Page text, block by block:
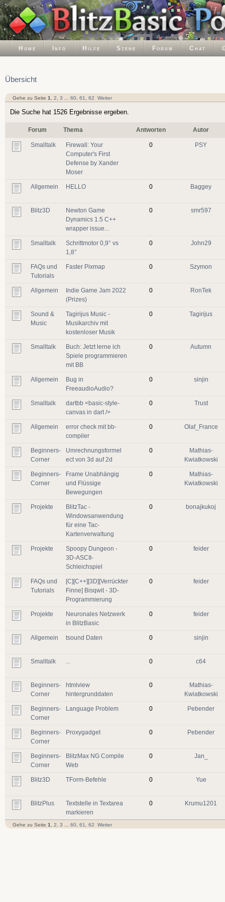
Home Info Hilfe Szene Forum Chat
Übersicht
Gehe zu Seite 1 2 3 60 61 62 Weiter
Die Suche hat 1526 Ergebnisse ergeben.
Forum Thema Antworten Autor
Smalltalk
Firewall: Your
Computer's First
Defense by Xander
Moser
0 PSY
Allgemein HELLO 0 Baggey
Blitz3D
Newton Game
Dynamics 1.5 C++
wrapper issue...
0 smr597
Smalltalk
Schrittmotor 0,9° vs
1,8°
0 John29
FAQs und
Tutorials
Faster Pixmap 0 Szymon
Allgemein
Indie Game Jam 2022
(Prizes)
0 RonTek
Sound &
Music
Tagirijus Music -
Musikarchiv mit
kostenloser Musik
0 Tagirijus
Smalltalk
Buch: Jetzt lerne ich
Spiele programmieren
mit BB
0 Autumn
Allgemein
Bug in
FreeaudioAudio?
0 sinjin
Smalltalk
dartbb <basic-style-
canvas in dart />
0 Trust
Allgemein
error check mit bb-
compiler
0 Olaf_France
Beginners-
Corner
Umrechnungsformel
ect von 3d auf 2d
0
Mathias-
Kwiatkowski
Beginners-
Corner
Frame Unabhängig
und Flüssige
Bewegungen
0
Mathias-
Kwiatkowski
Projekte
BlitzTac -
Windowsanwendung
für eine Tac-
Kartenverwaltung
0 bonajkukoj
Projekte
Spoopy Dungeon -
3D-ASCII-
Schleichspiel
0 feider
FAQs und
Tutorials
[C][C++][3D][Verrückter
Finne] Bisqwit - 3D-
Programmierung
0 feider
Projekte
Neuronales Netzwerk
in BlitzBasic
0 feider
Allgemein tsound Daten 0 sinjin
Smalltalk 0 c64
Beginners-
Corner
htmlview
hintergrunddaten
0
Mathias-
Kwiatkowski
Beginners-
Corner
Language Problem 0 Pebender
Beginners-
Corner
Proxygadget 0 Pebender
Beginners-
Corner
BlitzMax NG Compile
Web
0 Jan_
Blitz3D TForm-Befehle 0 Yue
BlitzPlus
Textstelle in Textarea
markieren
0 Krumu1201
Gehe zu Seite 1 2 3 60 61 62 Weiter